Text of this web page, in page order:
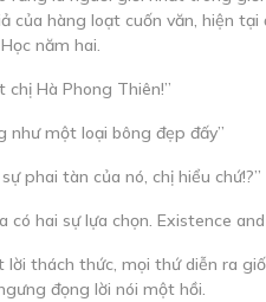
của hàng loạt cuốn văn, hiện
năm hai.
chị Hà Phong Thiên!”
như một loại bông đẹp đấy”
phai tàn của nó, chị hiểu chứ!?”
có hai sự lựa chọn. Existence
thách thức, mọi thứ diễn ra
đọng lời nói một hồi.